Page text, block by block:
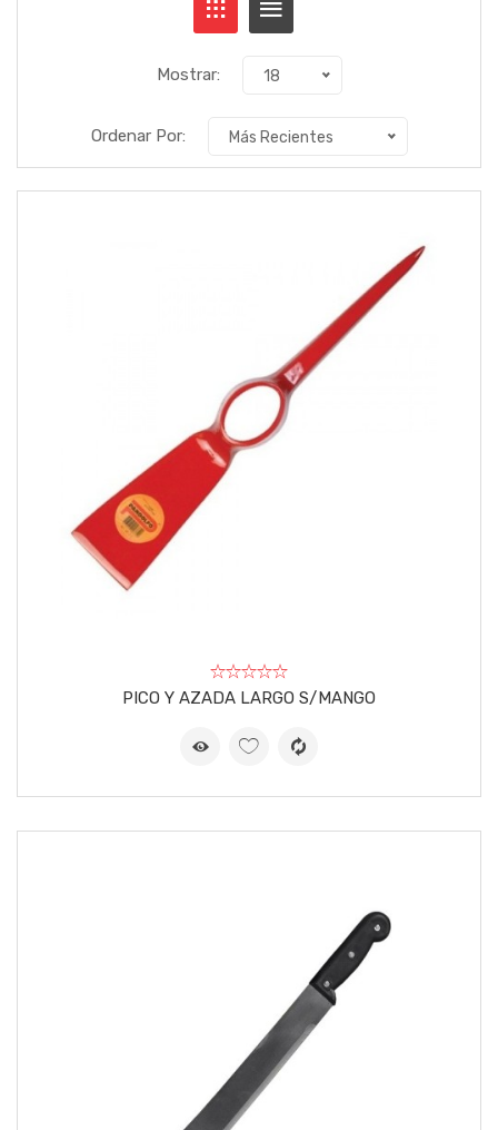
Mostrar: 18
Ordenar Por: Más Recientes
PICO Y AZADA LARGO S/MANGO